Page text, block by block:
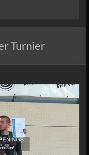
Turnier